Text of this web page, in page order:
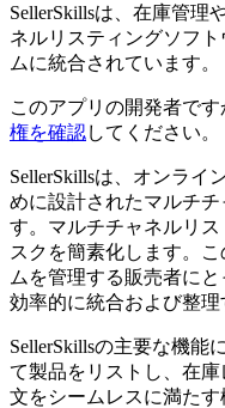
SellerSkillsは、在庫管理
ネルリスティングソフ
ムに統合されています。
このアプリの開発者で
権を確認してください。
SellerSkillsは、オンライ
めに設計されたマルチ
す。マルチチャネルリ
スクを簡素化します。
ムを管理する販売者に
効率的に統合および整理
SellerSkillsの主要な機能
て製品をリストし、在
文をシームレスに満た